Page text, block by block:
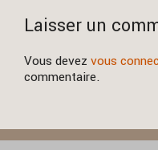
Laisser un
Vous devez vous
commentaire.